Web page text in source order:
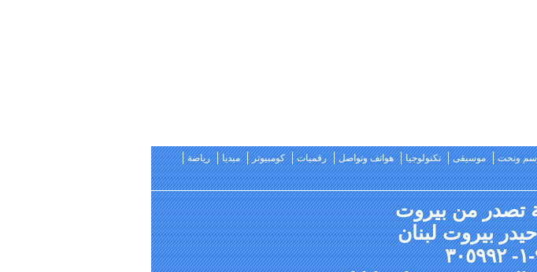
ونحت موسيقى تكنولوجيا هواتف وتواصل رقميات كومبيوتر ميديا
رياضة
تصدر من بيروت
بيروت لبنان